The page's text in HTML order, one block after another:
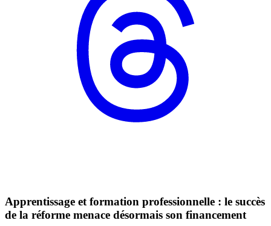
Apprentissage et formation professionnelle : le succès
de la réforme menace désormais son financement